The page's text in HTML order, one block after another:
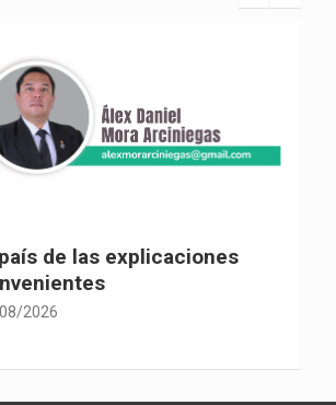
de las explicaciones
2026